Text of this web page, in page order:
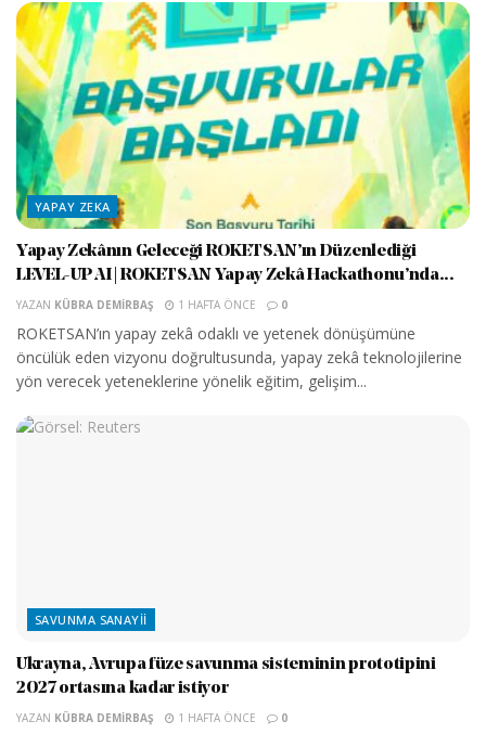
YAPAY ZEKA
Yapay Zekânın Geleceği ROKETSAN’ın Düzenlediği
LEVEL-UP AI | ROKETSAN Yapay Zekâ Hackathonu’nda...
YAZAN KÜBRA DEMIRBAŞ 1 HAFTA ÖNCE 0
ROKETSAN’ın yapay zekâ odaklı ve yetenek dönüşümüne
öncülük eden vizyonu doğrultusunda, yapay zekâ teknolojilerine
yön verecek yeteneklerine yönelik eğitim, gelişim...
SAVUNMA SANAYII
Ukrayna, Avrupa füze savunma sisteminin prototipini
2027 ortasına kadar istiyor
YAZAN KÜBRA DEMIRBAŞ 1 HAFTA ÖNCE 0